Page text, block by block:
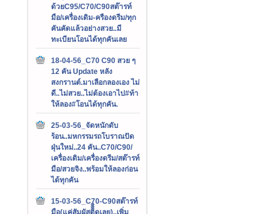
ด้วยC95/C70/C90สต๊ารท์
มือ/เครื่องเดิม-ครืองดรีม/ทุก
คันคัดแล้วอย่างสวย..มี
ทะเบียนโอนได้ทุกคันเลย
18-04-56_C70 C90 สวย ๆ
12 คัน Update หลัง
สงกรานต์.มาเลือกลองเอง ไม่
ดี..ไม่สวย..ไม่ต้องเอาไป#ท้า
ให้ลอง#โอนได้ทุกคัน.
25-03-56_จัดหนักดับ
ร้อน..มหกรรมรถโบราณปัด
ฝุ่นใหม่..24 คัน..C70/C90/
เครื่องเดิม/เครื่องดรีม/สต๊ารท์
มือ/สวยจิง..พร้อมให้ลองก่อน
ได้ทุกคัน
15-03-56_C70-C90สต๊ารท์
มือ(แค่สัมผัสติิิิดเลย)..เพิ่ม